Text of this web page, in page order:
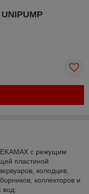
с режущим
пластиной
колодцев,
коллекторов и
вод: